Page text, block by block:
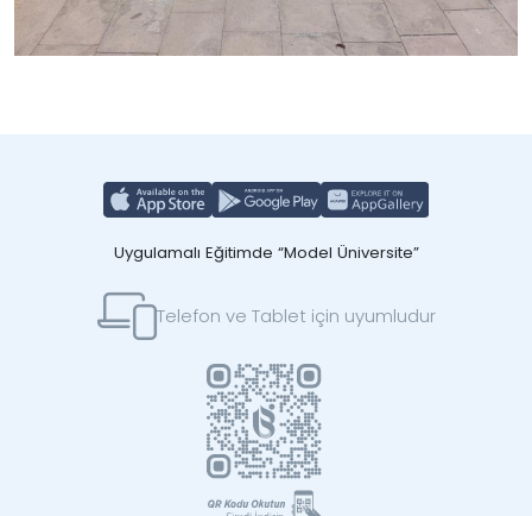
Uygulamalı Eğitimde “Model Üniversite”
Telefon ve Tablet için uyumludur